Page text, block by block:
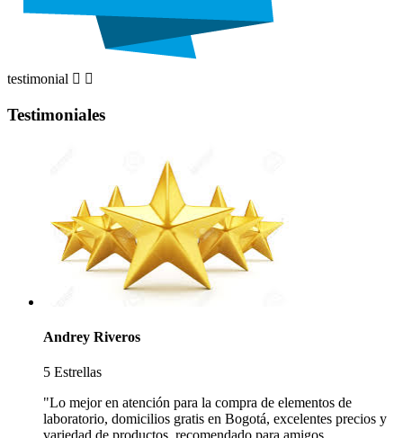
testimonial  
Testimoniales
Andrey Riveros
5 Estrellas
"Lo mejor en atención para la compra de elementos de
laboratorio, domicilios gratis en Bogotá, excelentes precios y